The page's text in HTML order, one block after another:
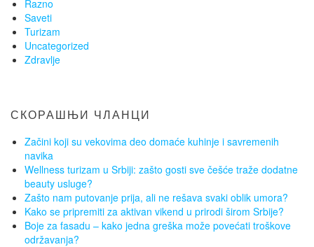
Razno
Saveti
Turizam
Uncategorized
Zdravlje
СКОРАШЊИ ЧЛАНЦИ
Začini koji su vekovima deo domaće kuhinje i savremenih
navika
Wellness turizam u Srbiji: zašto gosti sve češće traže dodatne
beauty usluge?
Zašto nam putovanje prija, ali ne rešava svaki oblik umora?
Kako se pripremiti za aktivan vikend u prirodi širom Srbije?
Boje za fasadu – kako jedna greška može povećati troškove
održavanja?